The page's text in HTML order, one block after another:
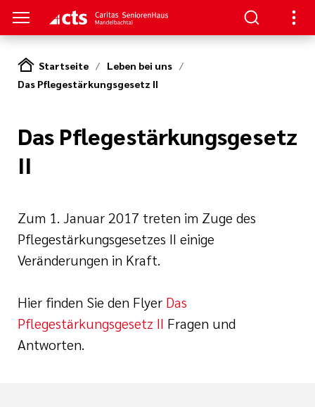
der cts
Jahr
Startseite
Leben bei uns
Das Pflegestärkungsgesetz II
Das Pflegestärkungsgesetz
II
Zum 1. Januar 2017 treten im Zuge des
Pflegestärkungsgesetzes II einige
Veränderungen in Kraft.
Hier finden Sie den Flyer Das
Pflegestärkungsgesetz II Fragen und
Antworten.